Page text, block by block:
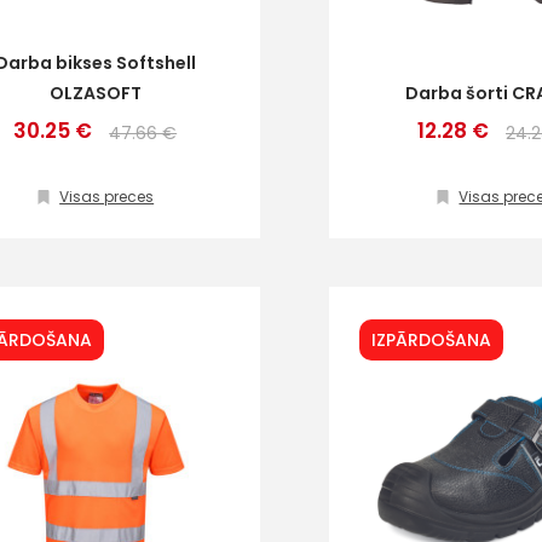
bikses Softshell
OLZASOFT
30.25 € 47.66 €
Visas preces
Darba šorti
12.28 €
Visas
IZPĀRDOŠANA